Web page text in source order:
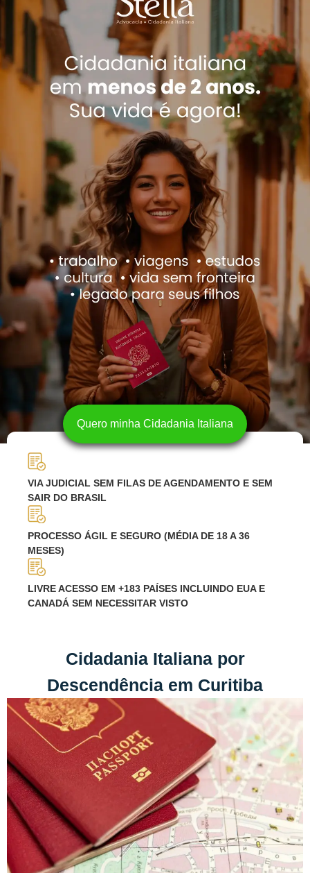
Quero minha Cidadania Italiana
VIA JUDICIAL SEM FILAS DE AGENDAMENTO E SEM
SAIR DO BRASIL
PROCESSO ÁGIL E SEGURO (MÉDIA DE 18 A 36
MESES)
LIVRE ACESSO EM +183 PAÍSES INCLUINDO EUA E
CANADÁ SEM NECESSITAR VISTO
Cidadania Italiana por
Descendência em Curitiba